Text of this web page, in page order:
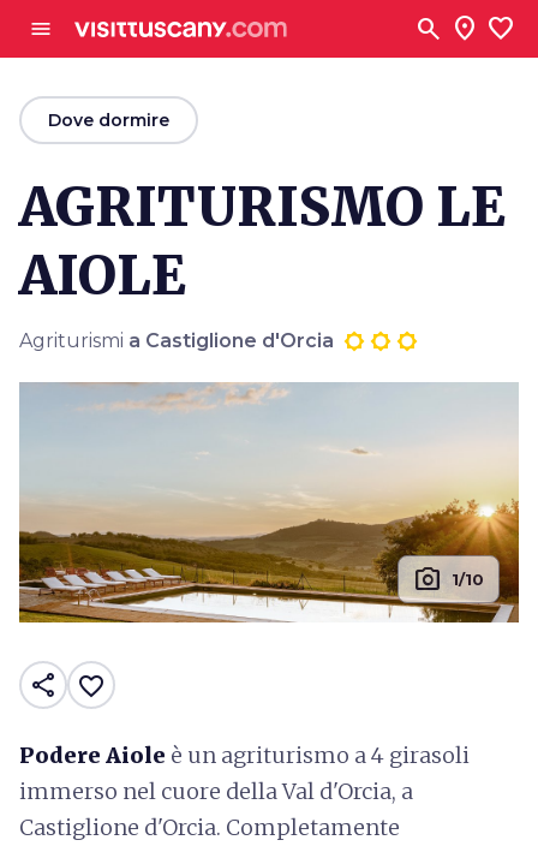
menu search location_on favorite
arrow_backDove dormire
AGRITURISMO LE
AIOLE
Agriturismi a Castiglione d'Orcia
photo_camera 1/10
share favorite_border
Podere Aiole è un agriturismo a 4 girasoli
immerso nel cuore della Val d'Orcia, a
Castiglione d'Orcia. Completamente